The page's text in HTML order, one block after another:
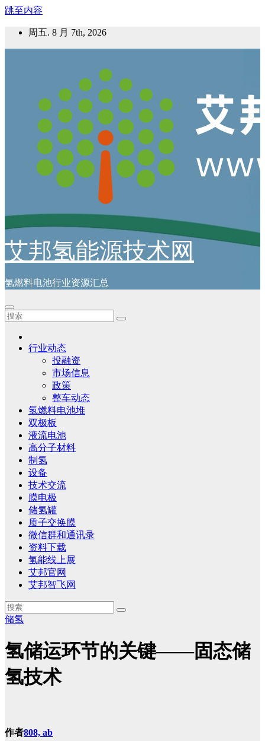
跳至内容
周五. 8 月 7th, 2026
艾邦氢能源技术网
氢燃料电池行业资源汇总
行业动态
投融资
市场信息
政策
整车动态
氢燃料电池堆
双极板
液流电池
高分子材料
制氢
设备
技术交流
膜电极
储氢罐
质子交换膜
微信群和通讯录
资料下载
氢能线上展
艾邦官网
艾邦智飞网
储氢
氢储运环节的关键——固态储
氢技术
作者808, ab